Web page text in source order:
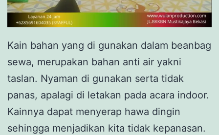
Kain bahan yang di gunakan dalam beanbag
sewa, merupakan bahan anti air yakni
taslan. Nyaman di gunakan serta tidak
panas, apalagi di letakan pada acara indoor.
Kainnya dapat menyerap hawa dingin
sehingga menjadikan kita tidak kepanasan.